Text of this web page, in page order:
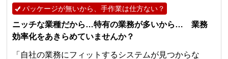
パッケージが無いから、手作業は仕方ない？
ニッチな業種だから…特有の業務が多いから… 業務
効率化をあきらめていませんか？
「自社の業務にフィットするシステムが見つからな